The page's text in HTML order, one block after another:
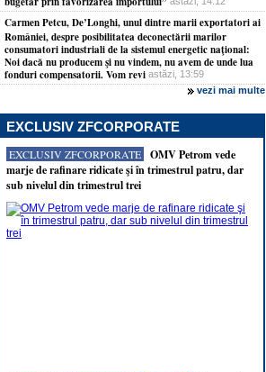
Carmen Petcu, De’Longhi, unul dintre marii exportatori ai
României, despre posibilitatea deconectării marilor
consumatori industriali de la sistemul energetic naţional:
Noi dacă nu producem şi nu vindem, nu avem de unde lua
fonduri compensatorii. Vom revi astăzi, 13:59
vezi mai multe
EXCLUSIV ZFCORPORATE
EXCLUSIV ZFCORPORATE
OMV Petrom vede
marje de rafinare ridicate şi în trimestrul patru, dar
sub nivelul din trimestrul trei